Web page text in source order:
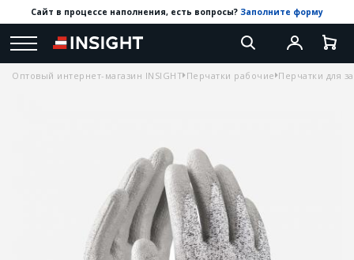
Сайт в процессе наполнения, есть вопросы? Заполните форму
Оптовый интернет-магазин INSIGHT Перчатки рабочие Перчатки для